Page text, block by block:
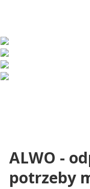
ALWO -
potrzeby